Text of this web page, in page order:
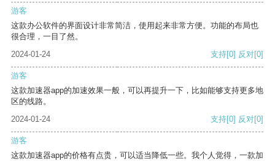
游客
这款办公软件的界面设计非常简洁，使用起来非常方便。功能的布局也
很合理，一目了然。
2024-01-24
支持[0] 反对[0]
游客
这款加速器app的加速效果一般，可以再提升一下，比如能够支持更多地
区的线路。
2024-01-24
支持[0] 反对[0]
游客
这款加速器app的价格有点贵，可以适当降低一些。我个人觉得，一款加